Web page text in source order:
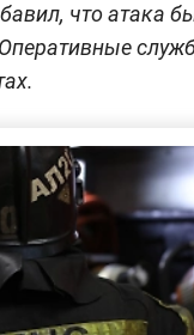
что атака
Оперативные